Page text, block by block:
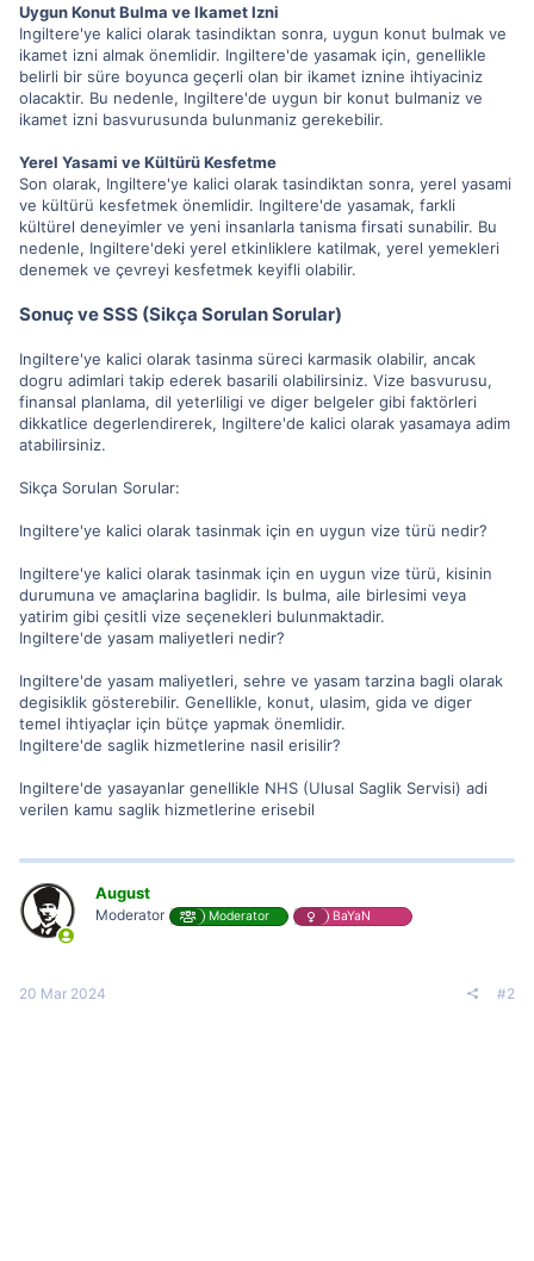
Uygun Konut Bulma ve Ikamet Izni
Ingiltere'ye kalici olarak tasindiktan sonra, uygun konut bulmak ve
ikamet izni almak önemlidir. Ingiltere'de yasamak için, genellikle
belirli bir süre boyunca geçerli olan bir ikamet iznine ihtiyaciniz
olacaktir. Bu nedenle, Ingiltere'de uygun bir konut bulmaniz ve
ikamet izni basvurusunda bulunmaniz gerekebilir.
Yerel Yasami ve Kültürü Kesfetme
Son olarak, Ingiltere'ye kalici olarak tasindiktan sonra, yerel yasami
ve kültürü kesfetmek önemlidir. Ingiltere'de yasamak, farkli
kültürel deneyimler ve yeni insanlarla tanisma firsati sunabilir. Bu
nedenle, Ingiltere'deki yerel etkinliklere katilmak, yerel yemekleri
denemek ve çevreyi kesfetmek keyifli olabilir.
Sonuç ve SSS (Sikça Sorulan Sorular)
Ingiltere'ye kalici olarak tasinma süreci karmasik olabilir, ancak
dogru adimlari takip ederek basarili olabilirsiniz. Vize basvurusu,
finansal planlama, dil yeterliligi ve diger belgeler gibi faktörleri
dikkatlice degerlendirerek, Ingiltere'de kalici olarak yasamaya adim
atabilirsiniz.
Sikça Sorulan Sorular:
Ingiltere'ye kalici olarak tasinmak için en uygun vize türü nedir?
Ingiltere'ye kalici olarak tasinmak için en uygun vize türü, kisinin
durumuna ve amaçlarina baglidir. Is bulma, aile birlesimi veya
yatirim gibi çesitli vize seçenekleri bulunmaktadir.
Ingiltere'de yasam maliyetleri nedir?
Ingiltere'de yasam maliyetleri, sehre ve yasam tarzina bagli olarak
degisiklik gösterebilir. Genellikle, konut, ulasim, gida ve diger
temel ihtiyaçlar için bütçe yapmak önemlidir.
Ingiltere'de saglik hizmetlerine nasil erisilir?
Ingiltere'de yasayanlar genellikle NHS (Ulusal Saglik Servisi) adi
verilen kamu saglik hizmetlerine erisebil
August
Moderator Moderator BaYaN
20 Mar 2024 #2